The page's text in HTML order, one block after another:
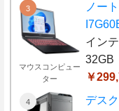
マウスコンピュー
ター
ノー
イン
32GB
￥
デス